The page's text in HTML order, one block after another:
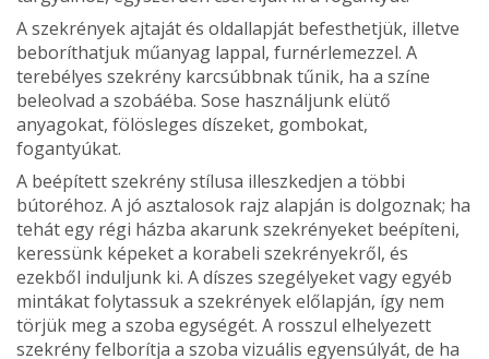
A szekrények ajtaját és oldallapját be­festhetjük, illetve
beboríthatjuk műanyag lappal, furnérlemezzel. A
terebélyes szek­rény karcsúbbnak tűnik, ha a színe
beleol­vad a szobáéba. Sose használjunk elütő
anyagokat, fölösleges díszeket, gombokat,
fogantyúkat.
A beépített szekrény stílusa illeszkedjen a többi
bútoréhoz. A jó asztalosok rajz alapján is dolgoznak; ha
tehát egy régi házba akarunk szekrényeket beépíteni,
ke­ressünk képeket a korabeli szekrényekről, és
ezekből induljunk ki. A díszes szegélye­ket vagy egyéb
mintákat folytassuk a szek­rények előlapján, így nem
törjük meg a szoba egységét. A rosszul elhelyezett
szekrény felborítja a szoba vizuális egyensúlyát, de ha